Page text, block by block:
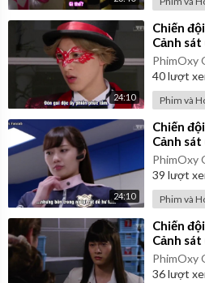
24:10
⁣Chiến
Cảnh
PhimOxy
40lượt
Phim và
24:10
⁣Chiến
Cảnh
PhimOxy
39 lượt
Phim và
⁣Chiến
Cảnh
PhimOxy
36lượt